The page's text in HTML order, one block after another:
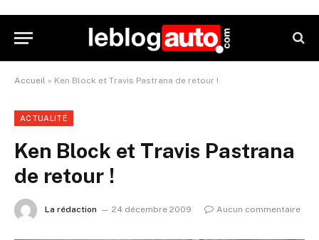
Accueil » Ken Block et Travis Pastrana de retour !
ACTUALITÉ
Ken Block et Travis Pastrana
de retour !
La rédaction 24 décembre 2009 Aucun commentaire